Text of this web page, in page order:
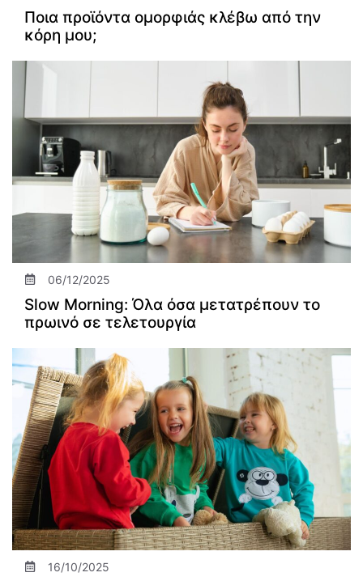
Ποια προϊόντα ομορφιάς κλέβω από την
κόρη μου;
06/12/2025
Slow Morning: Όλα όσα μετατρέπουν το
πρωινό σε τελετουργία
16/10/2025